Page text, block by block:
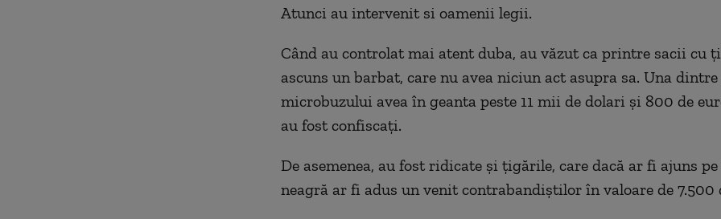
Atunci au intervenit si oamenii legii.
Când au controlat mai atent duba, au văzut ca printre sacii cu
ascuns un barbat, care nu avea niciun act asupra sa. Una dintre
microbuzului avea în geanta peste 11 mii de dolari şi 800 de
au fost confiscaţi.
De asemenea, au fost ridicate şi ţigările, care dacă ar fi ajuns
neagră ar fi adus un venit contrabandiştilor în valoare de 7.500